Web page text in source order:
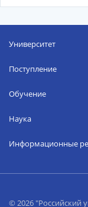
Университет
Поступление
Обучение
Наука
Информационные
© 2026 "Российский